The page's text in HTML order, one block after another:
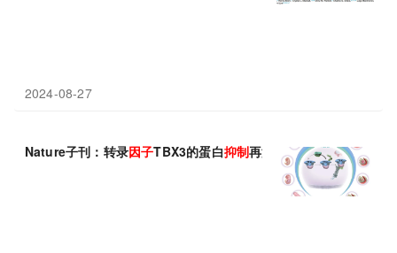
2024-08-27
Nature子刊：转录因子TBX3的蛋白抑制再激活驱动BRAF/ mapk